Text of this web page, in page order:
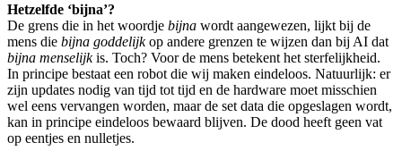
Hetzelfde ‘bijna’?
De grens die in het woordje bijna wordt aangewezen, lijkt bij de
mens die bijna goddelijkop andere grenzen te wijzen dan bij AI dat
bijna menselijkis. Toch? Voor de mens betekent het sterfelijkheid.
In principe bestaat een robot die wij maken eindeloos. Natuurlijk: er
zijn updates nodig van tijd tot tijd en de hardware moet misschien
wel eens vervangen worden, maar de set data die opgeslagen wordt,
kan in principe eindeloos bewaard blijven. De dood heeft geen vat
op eentjes en nulletjes.